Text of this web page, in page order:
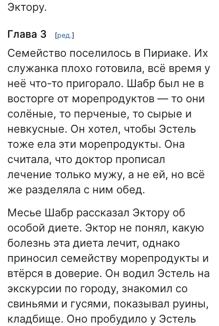
Эктору.
Глава 3 [ред.]
Семейство поселилось в Пириаке. Их
служанка плохо готовила, всё время у
неё что-то пригорало. Шабр был не в
восторге от морепродуктов — то они
солёные, то перченые, то сырые и
невкусные. Он хотел, чтобы Эстель
тоже ела эти морепродукты. Она
считала, что доктор прописал
лечение только мужу, а не ей, но всё
же разделяла с ним обед.
Месье Шабр рассказал Эктору об
особой диете. Эктор не понял, какую
болезнь эта диета лечит, однако
приносил семейству морепродукты и
втёрся в доверие. Он водил Эстель на
экскурсии по городу, знакомил со
свиньями и гусями, показывал руины,
кладбище. Оно пробудило у Эстель